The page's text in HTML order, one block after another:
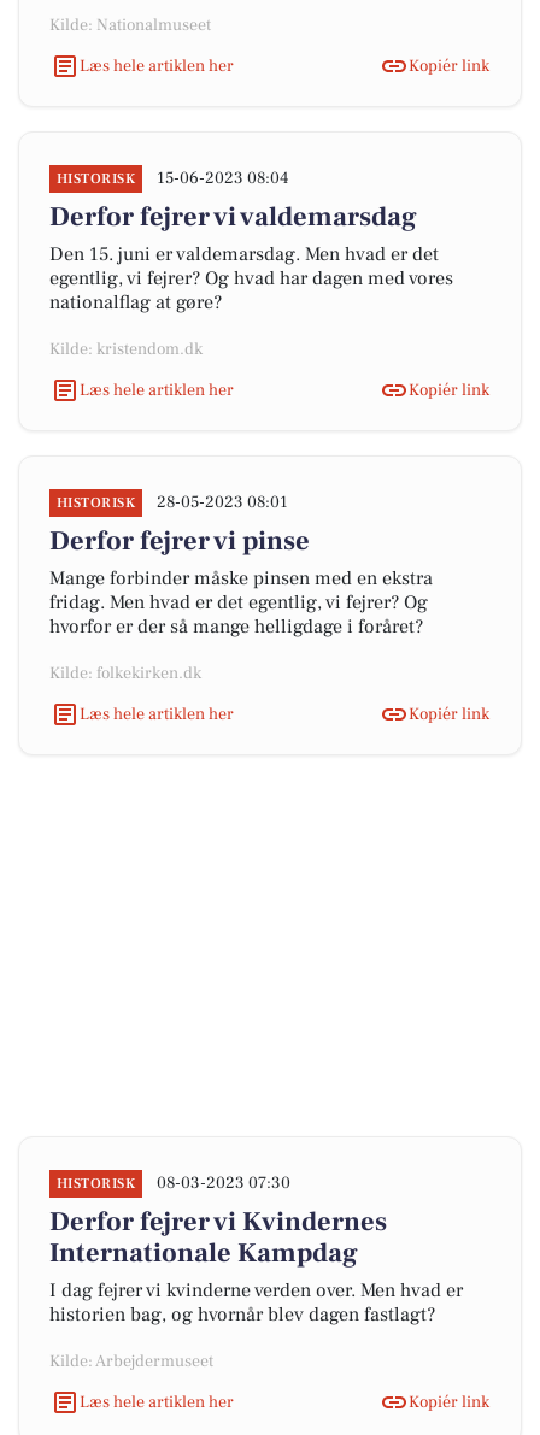
Kilde: Nationalmuseet
Læs hele artiklen her
Kopiér link
HISTORISK 15-06-2023 08:04
Derfor fejrer vi valdemarsdag
Den 15. juni er valdemarsdag. Men hvad er det
egentlig, vi fejrer? Og hvad har dagen med vores
nationalflag at gøre?
Kilde: kristendom.dk
Læs hele artiklen her
Kopiér link
HISTORISK 28-05-2023 08:01
Derfor fejrer vi pinse
Mange forbinder måske pinsen med en ekstra
fridag. Men hvad er det egentlig, vi fejrer? Og
hvorfor er der så mange helligdage i foråret?
Kilde: folkekirken.dk
Læs hele artiklen her
Kopiér link
HISTORISK 08-03-2023 07:30
Derfor fejrer vi Kvindernes
Internationale Kampdag
I dag fejrer vi kvinderne verden over. Men hvad er
historien bag, og hvornår blev dagen fastlagt?
Kilde: Arbejdermuseet
Læs hele artiklen her
Kopiér link